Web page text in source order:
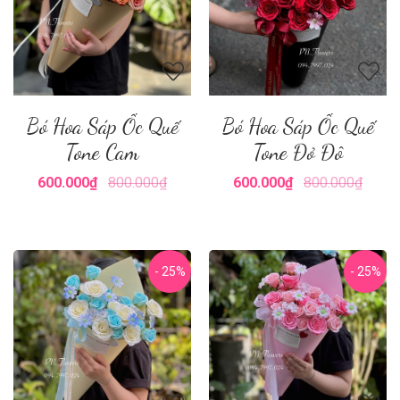
Bó Hoa Sáp Ốc Quế
Tone Cam
600.000₫ 800.000₫
Bó Hoa Sáp Ốc Quế
Tone Đỏ Đô
600.000₫ 800.000₫
- 25% - 25%